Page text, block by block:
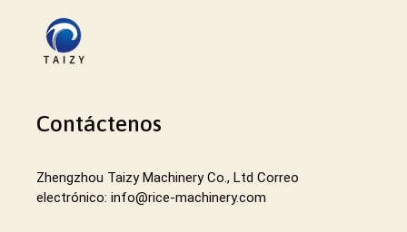
Contáctenos
Zhengzhou Taizy Machinery Co., Ltd Correo
electrónico: info@rice-machinery.com